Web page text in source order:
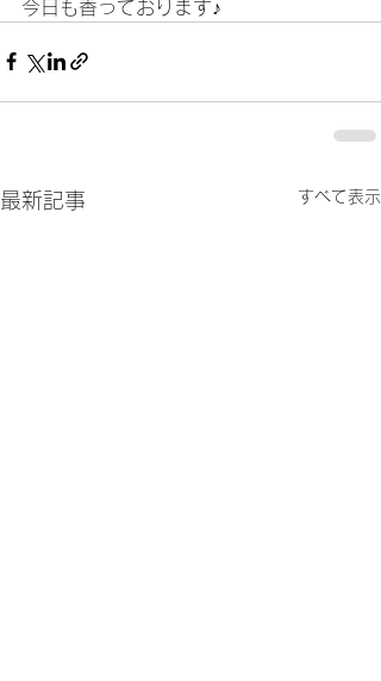
最新記事 すべて表示